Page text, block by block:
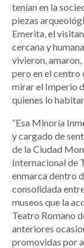
tenían en la
piezas
Emerita, el
cercana y
vivieron,
pero en el centro
mirar el Imperio
quienes lo
“Esa Minoría
y cargado de
de la Ciudad
Internacional de
enmarca dentro
consolidada
museos que la
Teatro Romano
anteriores
promovidas por